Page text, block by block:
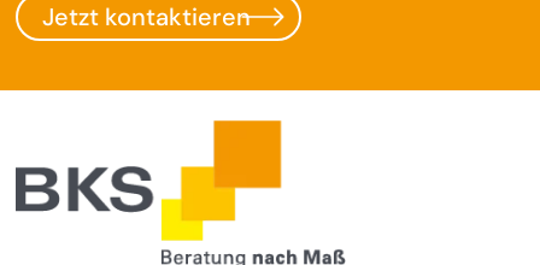
Jetzt kontaktieren